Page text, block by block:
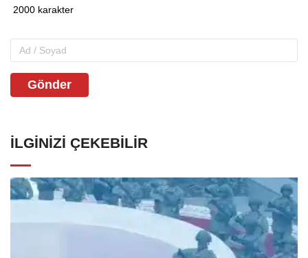
Gönder
İLGINIZI ÇEKEBILIR